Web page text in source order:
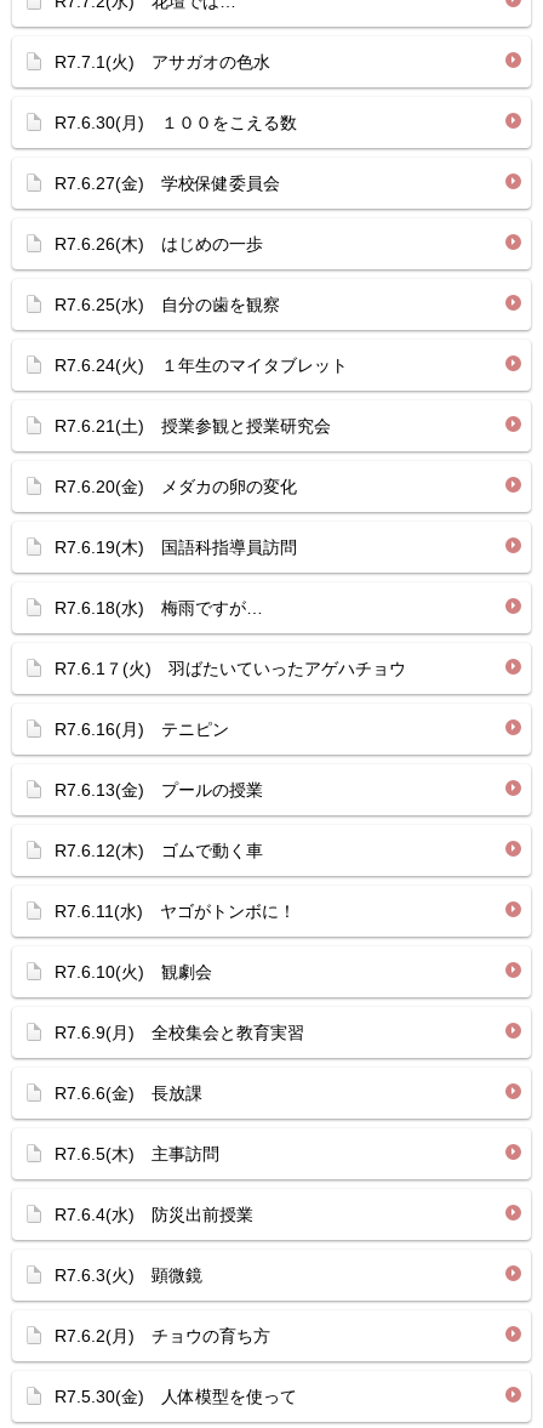
R7.7.1(火) アサガオの色水
R7.6.30(月) １００をこえる数
R7.6.27(金) 学校保健委員会
R7.6.26(木) はじめの一歩
R7.6.25(水) 自分の歯を観察
R7.6.24(火) １年生のマイタブレット
R7.6.21(土) 授業参観と授業研究会
R7.6.20(金) メダカの卵の変化
R7.6.19(木) 国語科指導員訪問
R7.6.18(水) 梅雨ですが…
R7.6.1７(火) 羽ばたいていったアゲハチョウ
R7.6.16(月) テニピン
R7.6.13(金) プールの授業
R7.6.12(木) ゴムで動く車
R7.6.11(水) ヤゴがトンボに！
R7.6.10(火) 観劇会
R7.6.9(月) 全校集会と教育実習
R7.6.6(金) 長放課
R7.6.5(木) 主事訪問
R7.6.4(水) 防災出前授業
R7.6.3(火) 顕微鏡
R7.6.2(月) チョウの育ち方
R7.5.30(金) 人体模型を使って